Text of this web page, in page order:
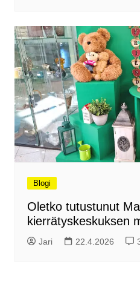
Blogi
Oletko tutustunut
kierrätyskeskuksen
Jari 22.4.2026